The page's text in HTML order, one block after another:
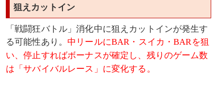
狙えカットイン
「戦闘狂バトル」消化中に狙えカットインが発生す
る可能性あり。 中リールにBAR・スイカ・BARを狙
い、停止すればボーナスが確定し、残りのゲーム数
は「サバイバルレース」に変化する。